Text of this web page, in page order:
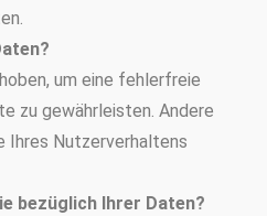
um eine fehlerfreie
zu gewährleisten. Andere
Ihres Nutzerverhaltens
bezüglich Ihrer Daten?